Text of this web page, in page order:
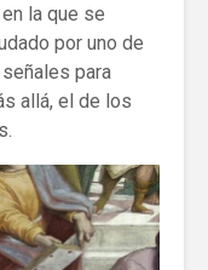
la que se
por uno de
para
allá, el de los